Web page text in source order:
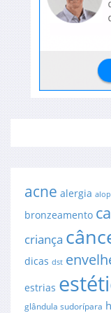
acne alergia
bronzeamento
criança
dicas dst
estrias
glândula sudorípara